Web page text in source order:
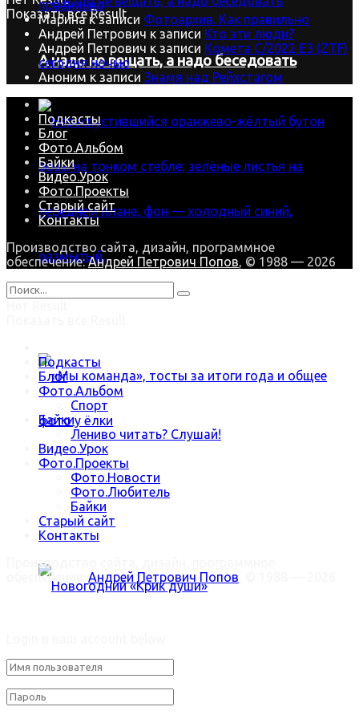
Показать все Result
А надо не вещать, а надо беседовать
«Мы команда», тосты за итоги года и общее
фото у ёлки
Trending Метки
правильно
Маринак записи Фотоархив. Как правильно
Андрей Петрович к записи Кто эти люди?
Андрей Петрович к записи Комета C/2022 E3 (ZTF)
сегодня ночью
Аноним к записи Знамя над Рейхстагом
Подкасты
Блог
Фото.Альбом
Байки
Видео.Урок
Фото.Проекты
Старый сайт
Контакты
Производство сайта, дизайн, программное
обеспечение:Андрей Петрович Попов, © 1988 — 2026
Подкасты
Блог
Фото.Альбом
Спорт
Байки
Лениво читать? Слушай!
Видео.Урок
Фото.Проекты
Фото.Новости
Фото.Любитель
Байки
Старый сайт
Контакты
Производство сайта, дизайн, программное
обеспечение: Андрей Петрович Попов